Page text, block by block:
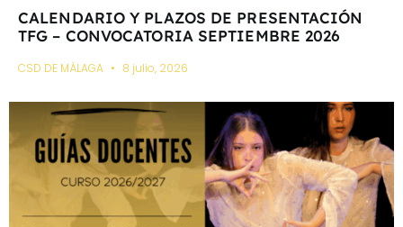
CALENDARIO Y PLAZOS DE PRESENTACIÓN
TFG – CONVOCATORIA SEPTIEMBRE 2026
CSD DE MÁLAGA 8 julio, 2026